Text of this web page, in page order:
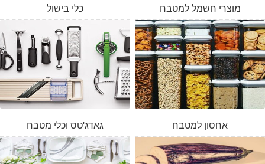
כלי בישול מוצרי חשמל למטבח
גאדג'טס וכלי מטבח אחסון למטבח